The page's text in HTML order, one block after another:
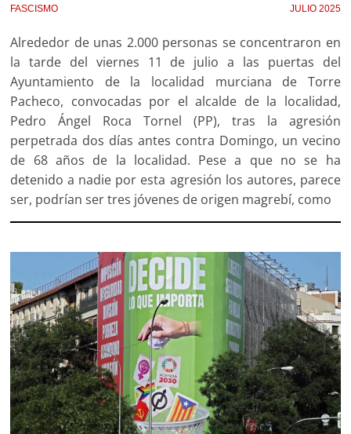
FASCISMO JULIO 2025
Alrededor de unas 2.000 personas se concentraron en
la tarde del viernes 11 de julio a las puertas del
Ayuntamiento de la localidad murciana de Torre
Pacheco, convocadas por el alcalde de la localidad,
Pedro Ángel Roca Tornel (PP), tras la agresión
perpetrada dos días antes contra Domingo, un vecino
de 68 años de la localidad. Pese a que no se ha
detenido a nadie por esta agresión los autores, parece
ser, podrían ser tres jóvenes de origen magrebí, como